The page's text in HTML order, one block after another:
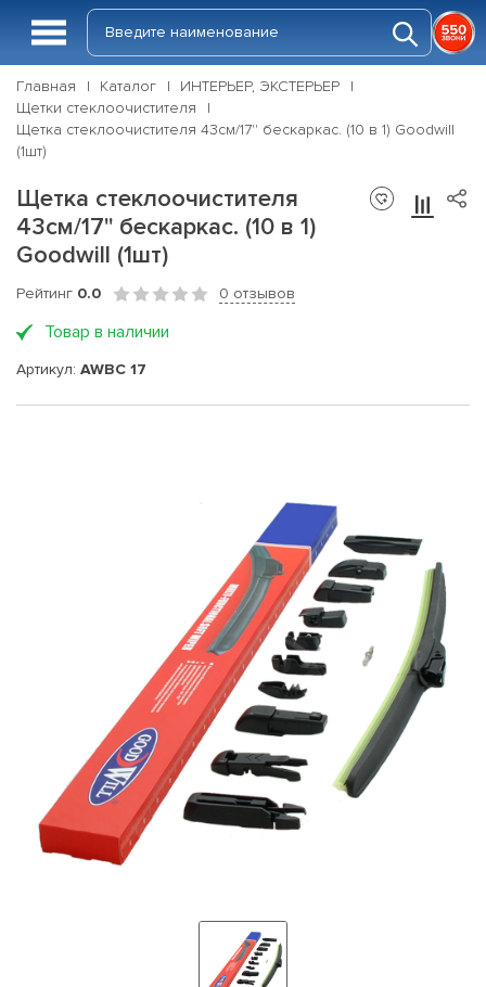
Главная Каталог
ИНТЕРЬЕР, ЭКСТЕРЬЕР
Щетки стеклоочистителя
Щетка стеклоочистителя 43см/17'' бескаркас. (10 в 1) Goodwill
(1шт)
Щетка стеклоочистителя
43см/17'' бескаркас. (10 в 1)
Goodwill (1шт)
Рейтинг 0.0 0 отзывов
Товар в наличии
Артикул: AWBC 17